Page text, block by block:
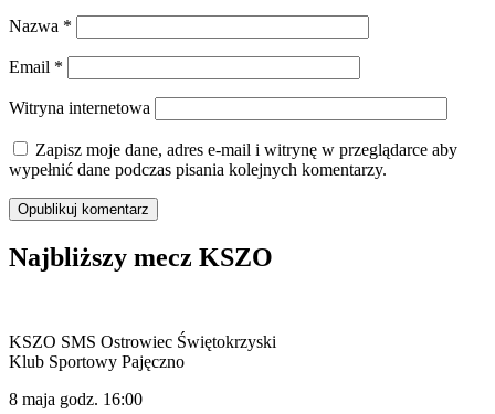
Nazwa *
Email *
Witryna internetowa
Zapisz moje dane, adres e-mail i witrynę w przeglądarce aby
wypełnić dane podczas pisania kolejnych komentarzy.
Najbliższy mecz KSZO
KSZO SMS Ostrowiec Świętokrzyski
Klub Sportowy Pajęczno
8 maja godz. 16:00